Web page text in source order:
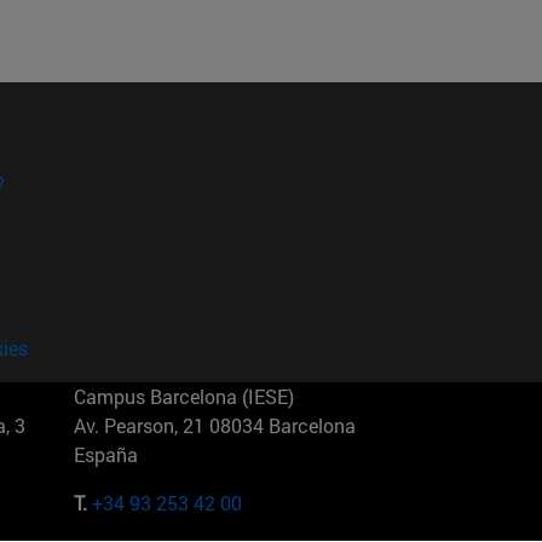
3
Campus Barcelona (IESE)
Av. Pearson, 21 08034 Barcelona
España
T.+34 93 253 42 00